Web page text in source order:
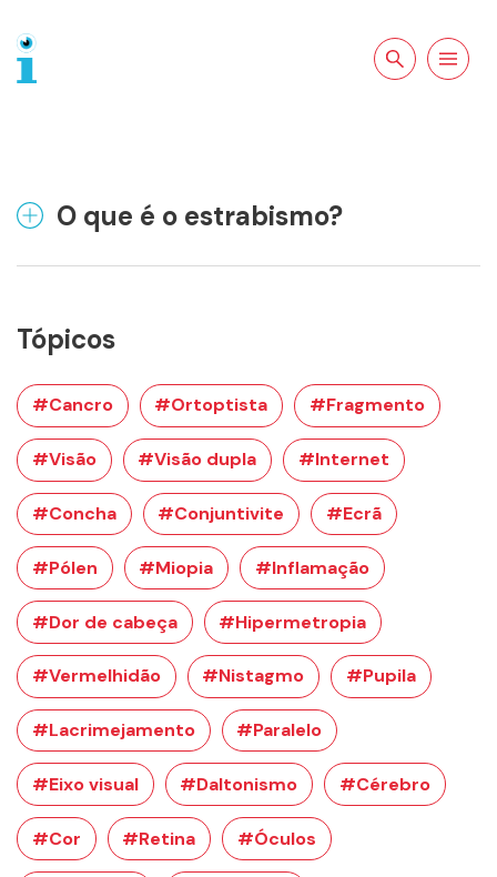
Pesquisar no
Abrir a
O que é o estrabismo?
Tópicos
#Cancro #Ortoptista #Fragmento
#Visão #Visão dupla #Internet
#Concha #Conjuntivite #Ecrã
#Pólen #Miopia #Inflamação
#Dor de cabeça #Hipermetropia
#Vermelhidão #Nistagmo #Pupila
#Lacrimejamento #Paralelo
#Eixo visual #Daltonismo #Cérebro
#Cor #Retina #Óculos